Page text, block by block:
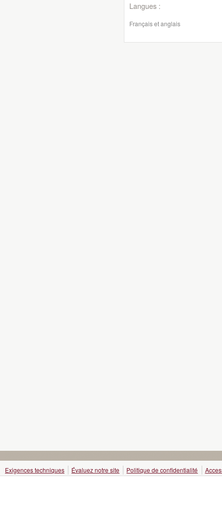
Langues :
Français et anglais
Exigences techniques Évaluez notre site Politique de confidentialité